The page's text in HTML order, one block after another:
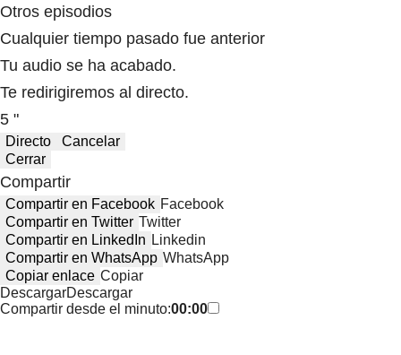
Otros episodios
Cualquier tiempo pasado fue anterior
Tu audio se ha acabado.
Te redirigiremos al directo.
5 "
Directo
Cancelar
Cerrar
Compartir
Compartir en Facebook Facebook
Compartir en Twitter Twitter
Compartir en LinkedIn Linkedin
Compartir en WhatsApp WhatsApp
Copiar enlace Copiar
DescargarDescargar
Compartir desde el minuto:00:00